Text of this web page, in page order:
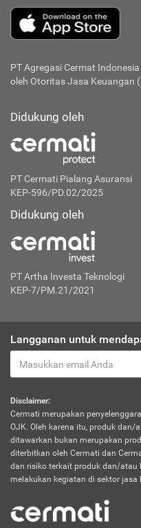
PT Agregasi Cermat Indonesia
oleh Otoritas Jasa Keuangan
Didukung oleh
PT Cermati Pialang Asuransi
KEP-596/PD.02/2025
Didukung oleh
PT Artha Investa Teknologi
KEP-7/PM.21/2021
Langganan untuk
Disclaimer:
Cermati merupakan
OJK. Oleh karena itu, produk
ditawarkan bukan merupakan
diterbitkan oleh Cermati dan
dan risiko terkait produk dan/
melakukan kegiatan di sektor jasa